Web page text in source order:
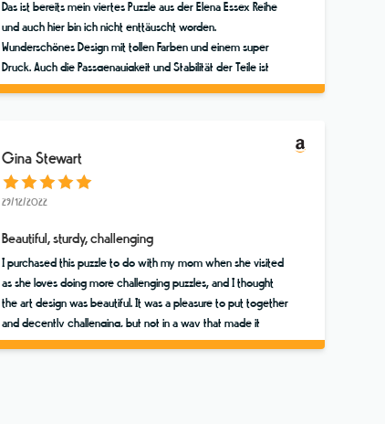
Das ist bereits mein viertes Puzzle aus der Elena Essex Reihe
und auch hier bin ich nicht enttäuscht worden.
Wunderschönes Design mit tollen Farben und einem super
Druck. Auch die Passgenauigkeit und Stabilität der Teile ist
fantastisch. Die Kartongröße finde ich auch sehr praktisch.
könnte. Spart Platz im Regal und und ist ebenfalls sehr schön
designed. Alles in allem sehr zu empfehlen ❤👍
Gina Stewart
29/12/2022
Beautiful, sturdy, challenging
I purchased this puzzle to do with my mom when she visited
as she loves doing more challenging puzzles, and I thought
the art design was beautiful. It was a pleasure to put together
and decently challenging, but not in a way that made it
frustrating. It's the first puzzle I've actually considered